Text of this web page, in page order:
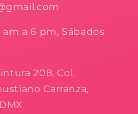
a 6 pm, Sábados
208, Col.
Carranza,